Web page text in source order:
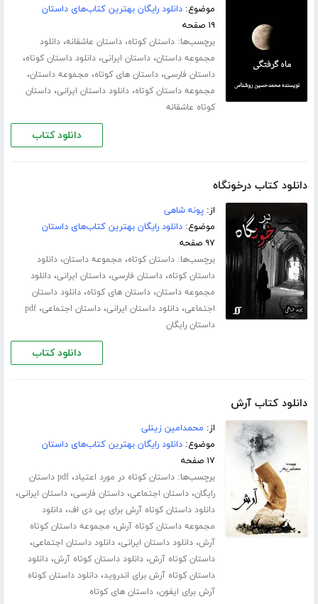
موضوع:دانلود رایگان بهترین کتاب‌های داستان
۱۹ صفحه
برچسب‌ها:داستان کوتاه،داستان عاشقانه،دانلود
مجموعه داستان،داستان ایرانی،دانلود داستان کوتاه،
داستان فارسی،داستان های کوتاه، مجموعه داستان،
مجموعه داستان کوتاه،دانلود داستان ایرانی،داستان
کوتاه عاشقانه
دانلود کتاب
دانلود کتاب درخونگاه
از:پونه شاهی
موضوع:دانلود رایگان بهترین کتاب‌های داستان
۹۷ صفحه
برچسب‌ها:داستان کوتاه، مجموعه داستان،دانلود
داستان کوتاه،داستان فارسی،داستان ایرانی،دانلود
مجموعه داستان،داستان های کوتاه،دانلود داستان
اجتماعی،دانلود داستان ایرانی،داستان اجتماعی،pdf
داستان رایگان
دانلود کتاب
دانلود کتاب آرش
از: محمدامین زینلی
موضوع:دانلود رایگان بهترین کتاب‌های داستان
۱۷ صفحه
برچسب‌ها:داستان کوتاه در مورد اعتیاد،
pdf داستان
رایگان،داستان اجتماعی،داستان فارسی،داستان ایرانی،
دانلود داستان کوتاه آرش برای پی دی اف،دانلود
مجموعه داستان کوتاه آرش، مجموعه داستان کوتاه
آرش،دانلود داستان ایرانی،دانلود داستان اجتماعی،
داستان کوتاه آرش،دانلود داستان کوتاه آرش،دانلود
داستان کوتاه آرش برای اندروید،دانلود داستان کوتاه
آرش برای ایفون،داستان های کوتاه